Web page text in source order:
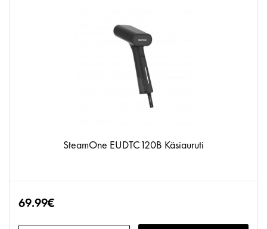
SteamOne EUDTC120B Käsiauruti
69.99€